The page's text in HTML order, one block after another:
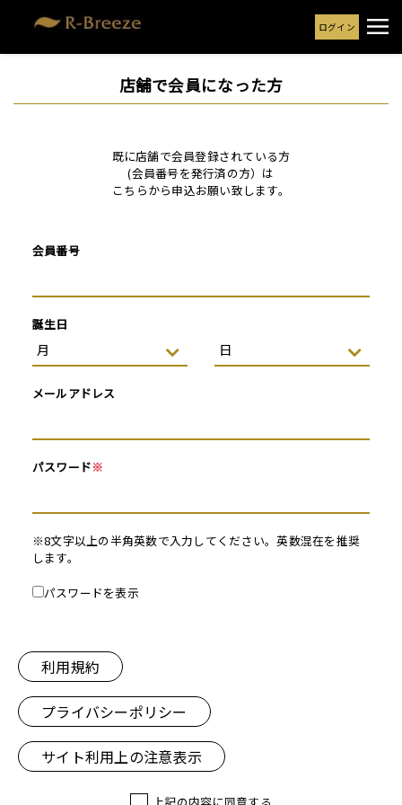
ログイン
店舗で会員になった方
既に店舗で会員登録されている方
(会員番号を発行済の方）は
こちらから申込お願い致します。
会員番号
誕生日
メールアドレス
パスワード※
※8文字以上の半角英数で入力してください。英数混在を推奨
します。
パスワードを表示
利用規約
プライバシーポリシー
サイト利用上の注意表示